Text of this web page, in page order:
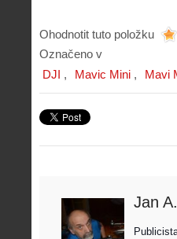
Ohodnotit tuto položku
Označeno v
DJI
Mavic Mini Mavi
Jan